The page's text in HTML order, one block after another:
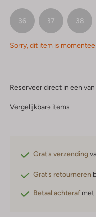
36 37 38
Sorry, dit item is
Reserveer direct in een
Vergelijkbare items
Gratis verzending
Gratis retourneren
Betaal achteraf met